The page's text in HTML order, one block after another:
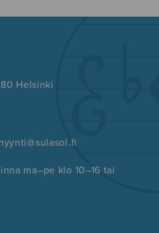
Helsinki
ma–pe klo 10–16 tai